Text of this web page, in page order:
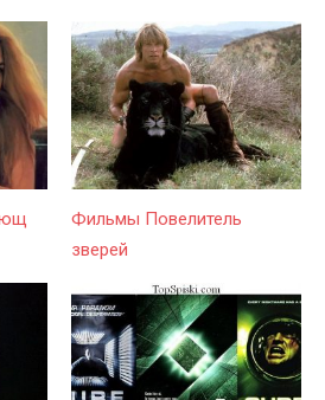
Фильмы Повелитель
зверей